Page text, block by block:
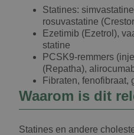
Statines:
rosuvastatine
Ezetimib (Ezetrol),
statine
PCSK9-remmers
(Repatha),
Fibraten, fenofibraat,
Waarom is dit
Statines en andere